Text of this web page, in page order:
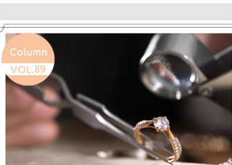
知って、あなただけの運命の一石を安心して手に
入れましょう。